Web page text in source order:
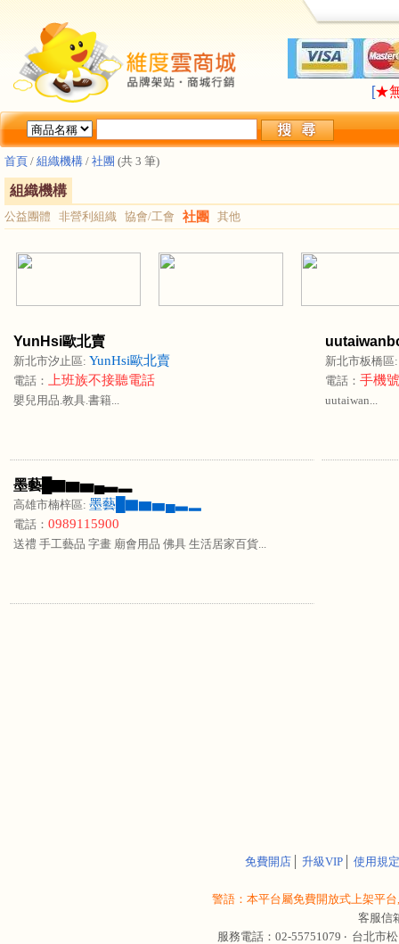
[★
首頁 / 組織機構 / 社團 (共 3 筆)
組織機構
公益團體 非營利組織 協會/工會 社團 其他
YunHsi歐北賣
新北市汐止區: YunHsi歐北賣
電話： 上班族不接聽電話
嬰兒用品.教具.書籍...
新北市板橋
電話： 手機
uutaiwan...
墨藝█▇▆▅▄▃▂
高雄市楠梓區: 墨藝█▇▆▅▄▃▂
電話： 0989115900
送禮 手工藝品 字畫 廟會用品 佛具 生活居家百貨...
免費開店│ 升級VIP│ 使用規定
警語：本平台屬免費開放式上架平
客服信
服務電話：02-55751079 ‧ 台北市